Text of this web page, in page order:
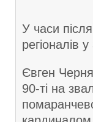
У часи
регіоналів
Євген
90-ті на